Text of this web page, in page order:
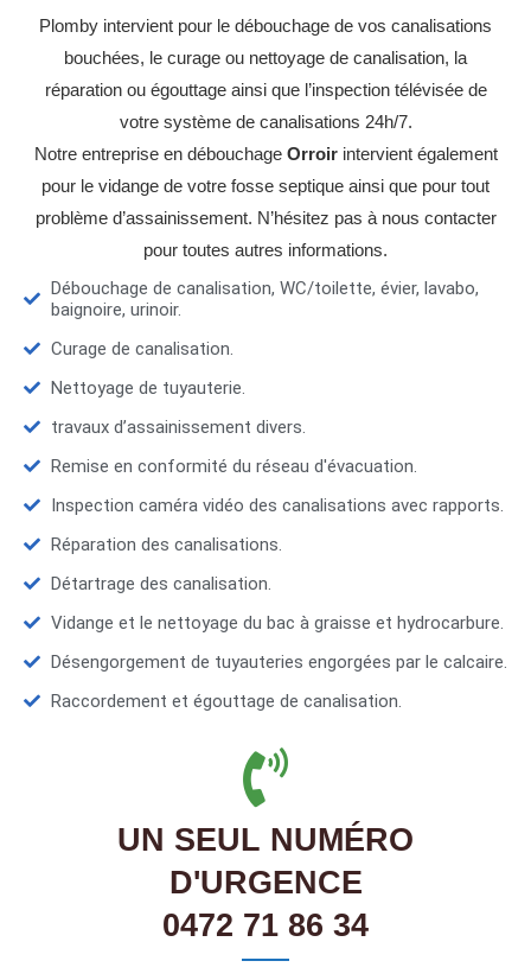
Plomby intervient pour le débouchage de vos canalisations
bouchées, le curage ou nettoyage de canalisation, la
réparation ou égouttage ainsi que l’inspection télévisée de
votre système de canalisations 24h/7.
Notre entreprise en débouchage Orroirintervient également
pour le vidange de votre fosse septique ainsi que pour tout
problème d’assainissement. N’hésitez pas à nous contacter
pour toutes autres informations.
Débouchage de canalisation, WC/toilette, évier, lavabo,
baignoire, urinoir.
Curage de canalisation.
Nettoyage de tuyauterie.
travaux d’assainissement divers.
Remise en conformité du réseau d'évacuation.
Inspection caméra vidéo des canalisations avec rapports.
Réparation des canalisations.
Détartrage des canalisation.
Vidange et le nettoyage du bac à graisse et hydrocarbure.
Désengorgement de tuyauteries engorgées par le calcaire.
Raccordement et égouttage de canalisation.
UN SEUL NUMÉRO
D'URGENCE
0472 71 86 34